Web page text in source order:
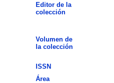
Editor de la
colección
Volumen de
la colección
ISSN
Área